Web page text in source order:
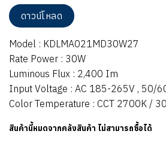
ดาวน์โหลด
Model : KDLMA021MD30W27
Rate Power : 30W
Luminous Flux : 2,400 Im
Input Voltage : AC 185-265V , 50/
Color Temperature : CCT 2700K /
สินค้านี้หมดจากคลังสินค้า ไม่สามารถซื้อได้